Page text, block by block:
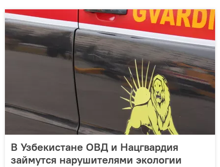
В Узбекистане ОВД и Нацгвардия
займутся нарушителями экологии